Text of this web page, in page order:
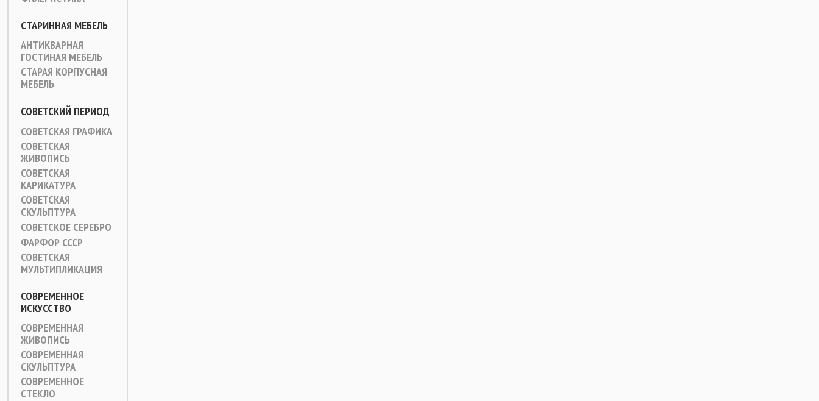
СТАРИННАЯ МЕБЕЛЬ
АНТИКВАРНАЯ
ГОСТИНАЯ МЕБЕЛЬ
СТАРАЯ КОРПУСНАЯ
МЕБЕЛЬ
СОВЕТСКИЙ ПЕРИОД
СОВЕТСКАЯ ГРАФИКА
СОВЕТСКАЯ
ЖИВОПИСЬ
СОВЕТСКАЯ
КАРИКАТУРА
СОВЕТСКАЯ
СКУЛЬПТУРА
СОВЕТСКОЕ СЕРЕБРО
ФАРФОР СССР
СОВЕТСКАЯ
МУЛЬТИПЛИКАЦИЯ
СОВРЕМЕННОЕ
ИСКУССТВО
СОВРЕМЕННАЯ
ЖИВОПИСЬ
СОВРЕМЕННАЯ
СКУЛЬПТУРА
СОВРЕМЕННОЕ
СТЕКЛО